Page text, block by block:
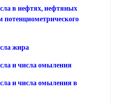
в нефтях, нефтяных
потенциометрического
жира
и числа омыления
и числа омыления в